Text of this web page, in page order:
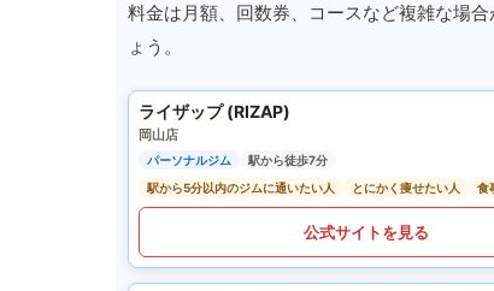
料金は月額、回数券、コースなど複雑な場
ょう。
ライザップ (RIZAP)
岡山店
パーソナルジム
駅から徒歩7分
駅から5分以内のジムに通いたい人
とにかく痩せたい人 食
公式サイトを見る